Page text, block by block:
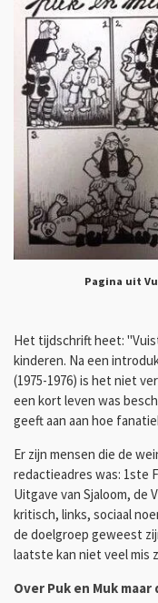
Pagina uit
Het tijdschrift heet:
kinderen. Na een
(1975-1976) is het niet
een kort leven was
geeft aan aan hoe
Er zijn mensen die de
redactieadres was: 1ste
Uitgave van Sjaloom, de
kritisch, links, sociaal
de doelgroep geweest
laatste kan niet veel mis
Over Puk en Muk